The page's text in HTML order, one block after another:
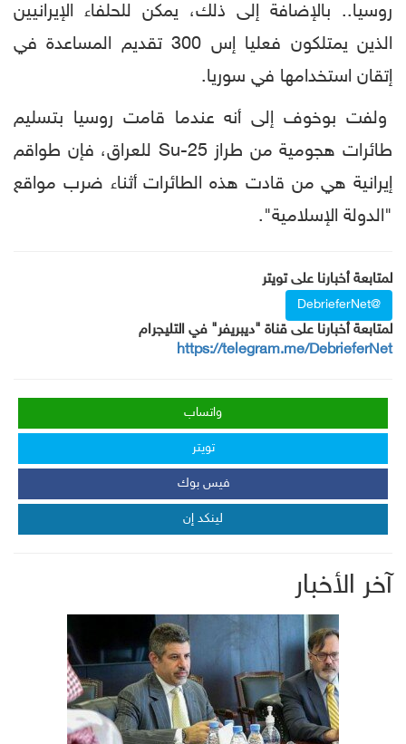
روسيا.. بالإضافة إلى ذلك، يمكن للحلفاء الإيرانيين
الذين يمتلكون فعليا إس 300 تقديم المساعدة في
إتقان استخدامها في سوريا.
ولفت بوخوف إلى أنه عندما قامت روسيا بتسليم
طائرات هجومية من طراز Su-25 للعراق، فإن طواقم
إيرانية هي من قادت هذه الطائرات أثناء ضرب مواقع
"الدولة الإسلامية".
لمتابعة أخبارنا على تويتر
@DebrieferNet
لمتابعة أخبارنا على قناة "ديبريفر" في التليجرام
https://telegram.me/DebrieferNet
واتساب
تويتر
فيس بوك
لينكد إن
آخر الأخبار